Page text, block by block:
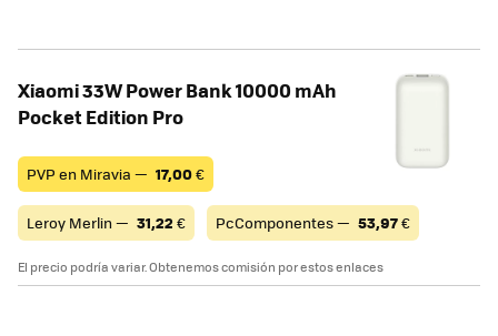
Xiaomi 33W Power Bank 10000 mAh
Pocket Edition Pro
PVP en Miravia — 17,00€
Leroy Merlin — 31,22 € PcComponentes — 53,97€
El precio podría variar. Obtenemos comisión por estos enlaces